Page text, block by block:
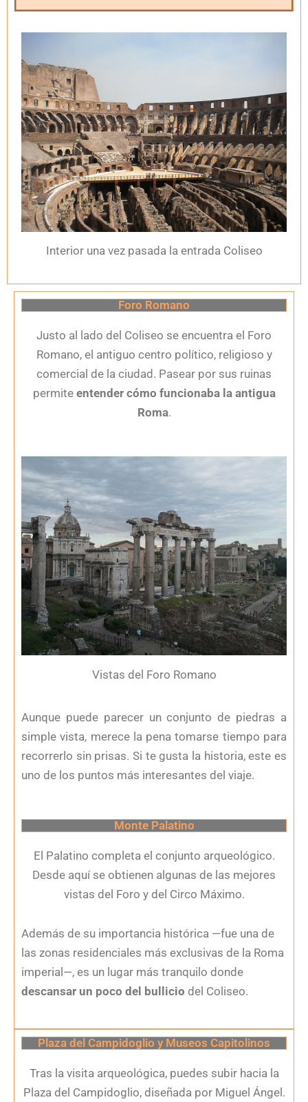
Interior una vez pasada la entrada Coliseo
Foro Romano
Justo al lado del Coliseo se encuentra el Foro
Romano, el antiguo centro político, religioso y
comercial de la ciudad. Pasear por sus ruinas
permite entender cómo funcionaba la antigua
Roma.
Vistas del Foro Romano
Aunque puede parecer un conjunto de piedras a
simple vista, merece la pena tomarse tiempo para
recorrerlo sin prisas. Si te gusta la historia, este es
uno de los puntos más interesantes del viaje.
Monte Palatino
El Palatino completa el conjunto arqueológico.
Desde aquí se obtienen algunas de las mejores
vistas del Foro y del Circo Máximo.
Además de su importancia histórica —fue una de
las zonas residenciales más exclusivas de la Roma
imperial—, es un lugar más tranquilo donde
descansar un poco del bullicio del Coliseo.
Plaza del Campidoglio y Museos Capitolinos
Tras la visita arqueológica, puedes subir hacia la
Plaza del Campidoglio, diseñada por Miguel Ángel.